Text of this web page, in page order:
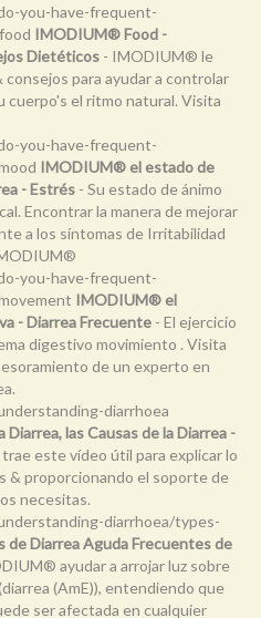
you-have-frequent-
IMODIUM® Food -
Dietéticos - IMODIUM® le
para ayudar a controlar
cuerpo's el ritmo natural. Visita
you-have-frequent-
IMODIUM® el estado de
- Estrés - Su estado de ánimo
Encontrar la manera de mejorar
a los síntomas de Irritabilidad
you-have-frequent-
IMODIUM® el
- Diarrea Frecuente - El ejercicio
digestivo movimiento . Visita
de un experto en
diarrhoea
las Causas de la Diarrea -
este vídeo útil para explicar lo
& proporcionando el soporte de
necesitas.
diarrhoea/types-
Diarrea Aguda Frecuentes de
ayudar a arrojar luz sobre
(AmE)), entendiendo que
ser afectada en cualquier